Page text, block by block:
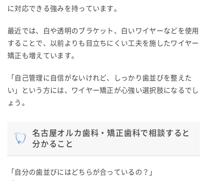
に対応できる強みを持っています。
最近では、白や透明のブラケット、白いワイヤーなどを使用
することで、以前よりも目立ちにくい工夫を施したワイヤー
矯正も増えています。
「自己管理に自信がないけれど、しっかり歯並びを整えた
い」という方には、ワイヤー矯正が心強い選択肢になるでし
ょう。
名古屋オルカ歯科・矯正歯科で相談すると
分かること
「自分の歯並びにはどちらが合っているの？」